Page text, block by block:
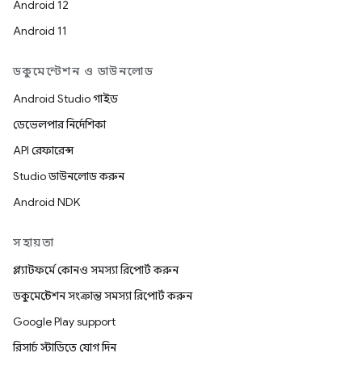
Android 12
Android 11
ডকুমেন্টেশন ও ডাউনলোড
Android Studio গাইড
ডেভেলপার নির্দেশিকা
API রেফারেন্স
Studio ডাউনলোড করুন
Android NDK
সহায়তা
প্ল্যাটফর্মে কোনও সমস্যা রিপোর্ট করুন
ডকুমেন্টেশন সংক্রান্ত সমস্যা রিপোর্ট করুন
Google Play support
রিসার্চ স্টাডিতে যোগ দিন